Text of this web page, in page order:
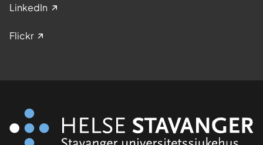
LinkedIn
Flickr